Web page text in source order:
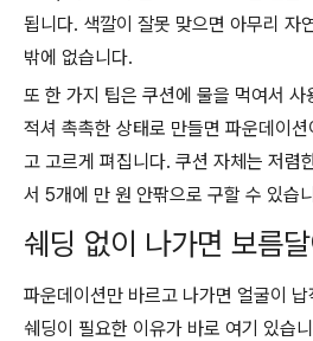
됩니다. 색깔이 잘못 맞으면 아무리 자
밖에 없습니다.
또 한 가지 팁은 쿠션에 물을 먹여서 사
적셔 촉촉한 상태로 만들면 파운데이
고 고르게 펴집니다. 쿠션 자체는 저렴
서 5개에 만 원 안팎으로 구할 수 있습
쉐딩 없이 나가면 보름
파운데이션만 바르고 나가면 얼굴이
쉐딩이 필요한 이유가 바로 여기 있습